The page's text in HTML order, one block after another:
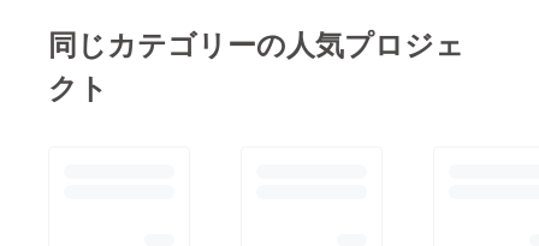
同じカテゴリーの人気プロジェ
クト